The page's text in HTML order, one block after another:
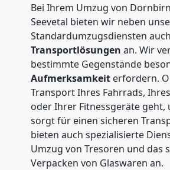
Bei Ihrem Umzug von
Seevetal bieten wir neben
Standardumzugsdiensten
Transportlösungen an. Wir
bestimmte Gegenstände
Aufmerksamkeit erfordern.
Transport Ihres Fahrrads,
oder Ihrer Fitnessgeräte geht,
sorgt für einen sicheren
bieten auch spezialisierte
Umzug von Tresoren und das
Verpacken von Glaswaren an.